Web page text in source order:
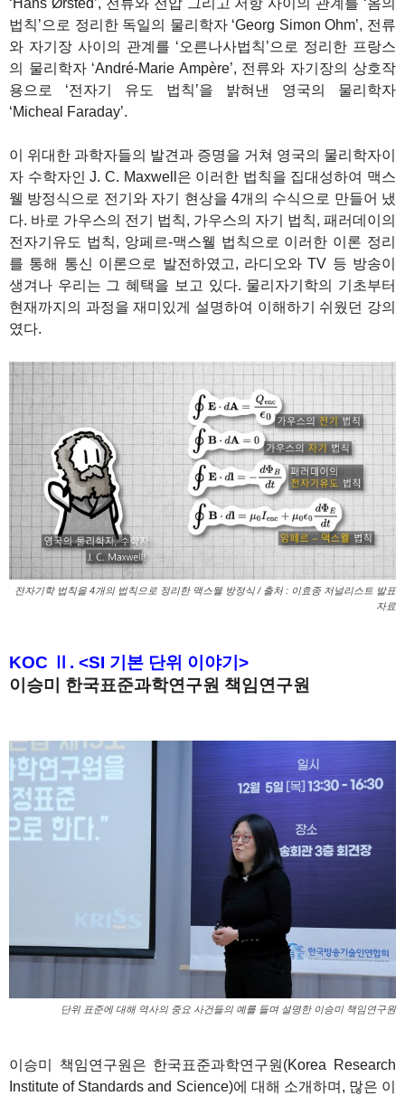
‘Hans Ørsted’, 전류와 전압 그리고 저항 사이의 관계를 ‘옴의
법칙’으로 정리한 독일의 물리학자 ‘Georg Simon Ohm’, 전류
와 자기장 사이의 관계를 ‘오른나사법칙’으로 정리한 프랑스
의 물리학자 ‘André-Marie Ampère’, 전류와 자기장의 상호작
용으로 ‘전자기 유도 법칙’을 밝혀낸 영국의 물리학자
‘Micheal Faraday’.
이 위대한 과학자들의 발견과 증명을 거쳐 영국의 물리학자이
자 수학자인 J. C. Maxwell은 이러한 법칙을 집대성하여 맥스
웰 방정식으로 전기와 자기 현상을 4개의 수식으로 만들어 냈
다. 바로 가우스의 전기 법칙, 가우스의 자기 법칙, 패러데이의
전자기유도 법칙, 앙페르-맥스웰 법칙으로 이러한 이론 정리
를 통해 통신 이론으로 발전하였고, 라디오와 TV 등 방송이
생겨나 우리는 그 혜택을 보고 있다. 물리자기학의 기초부터
현재까지의 과정을 재미있게 설명하여 이해하기 쉬웠던 강의
였다.
전자기학 법칙을 4개의 법칙으로 정리한 맥스웰 방정식 / 출처 : 이효종 저널리스트 발표
자료
KOC Ⅱ. <SI 기본 단위 이야기>
이승미 한국표준과학연구원 책임연구원
단위 표준에 대해 역사의 중요 사건들의 예를 들며 설명한 이승미 책임연구원
이승미 책임연구원은 한국표준과학연구원(Korea Research
Institute of Standards and Science)에 대해 소개하며, 많은 이